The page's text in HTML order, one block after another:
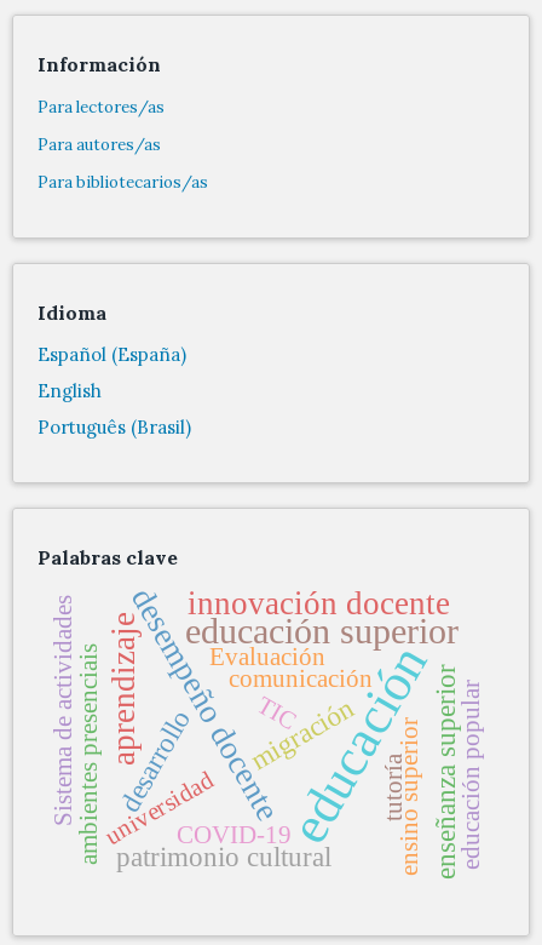
Información
Para lectores/as
Para autores/as
Para bibliotecarios/as
Idioma
Español (España)
English
Português (Brasil)
Palabras clave
educación
educación superior
desempeño docente
innovación docente
aprendizaje
patrimonio cultural enseñanza superior
migración
desarrollo ensino superior
ambientes presenciais comunicación
Sistema de actividades universidad educación popular
Evaluación
COVID-19
TIC
tutoría